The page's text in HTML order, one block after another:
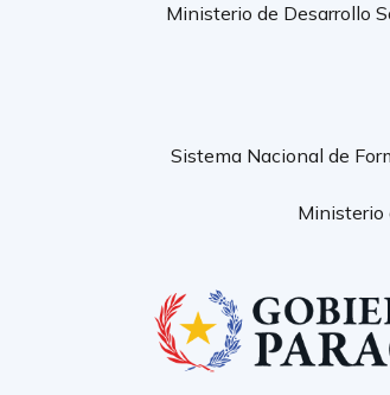
Ministerio de Desarrollo
Sistema Nacional de
Ministerio